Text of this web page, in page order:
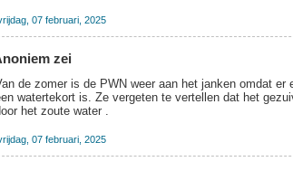
07 februari, 2025
zei
de zomer is de PWN weer aan het janken omdat er
watertekort is. Ze vergeten te vertellen dat het
het zoute water .
07 februari, 2025